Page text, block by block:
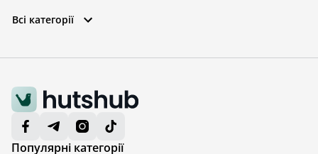
Всі категорії
Популярні категорії